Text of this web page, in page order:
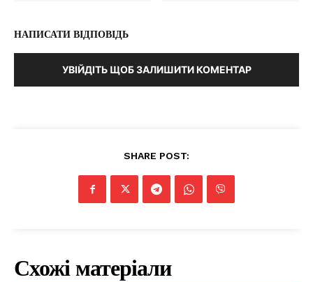
НАПИСАТИ ВІДПОВІДЬ
УВІЙДІТЬ ЩОБ ЗАЛИШИТИ КОМЕНТАР
SHARE POST:
Схожі матеріали